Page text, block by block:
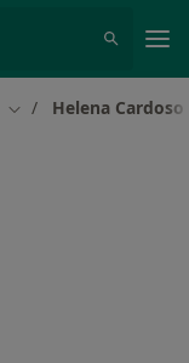
Mudar de cidade
Helena Cardoso